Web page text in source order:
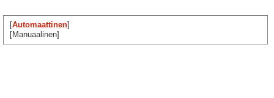
[Automaattinen]
[Manuaalinen]